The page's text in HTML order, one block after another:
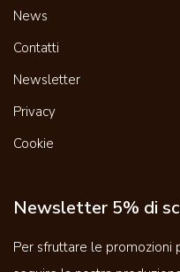
News
Contatti
Newsletter
Privacy
Cookie
Newsletter 5% di
Per sfruttare le promozioni